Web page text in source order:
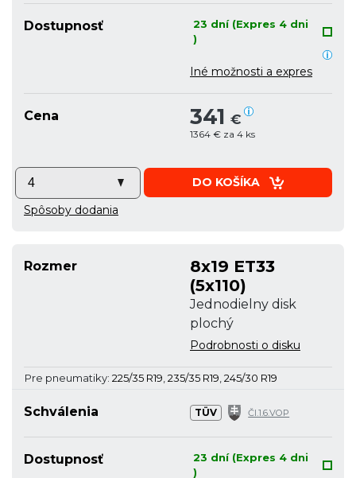
Dostupnosť
23 dní (Expres 4 dni
)
Iné možnosti a expres
Cena 341 €
1364 € za 4 ks
DO KOŠÍKA
Spôsoby dodania
Rozmer
8x19 ET33
(5x110)
Jednodielny disk
plochý
Podrobnosti o disku
Schválenia TÜV Čl.1.6.VOP
Dostupnosť
23 dní (Expres 4 dni
)
Pre pneumatiky: 225/35 R19 235/35 R19 245/30 R19